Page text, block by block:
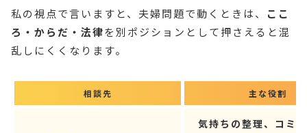
私の視点で言いますと、夫婦問題で動くときは、 ここ
ろ・からだ・法律を別ポジションとして押さえると混
乱しにくくなります。
相談先 主な役割
気持ちの整理、コミ